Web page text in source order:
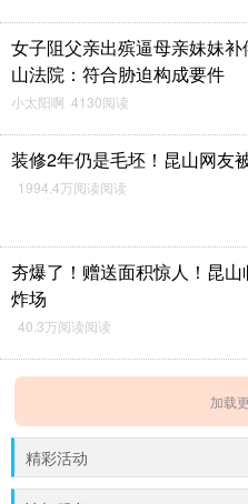
女子阻父亲出殡逼母亲妹妹补
山法院：符合胁迫构成要件
小太阳啊 4130阅读
装修2年仍是毛坯！昆山网友
1994.4万阅读阅读
夯爆了！赠送面积惊人！昆
炸场
40.3万阅读阅读
加载
精彩活动